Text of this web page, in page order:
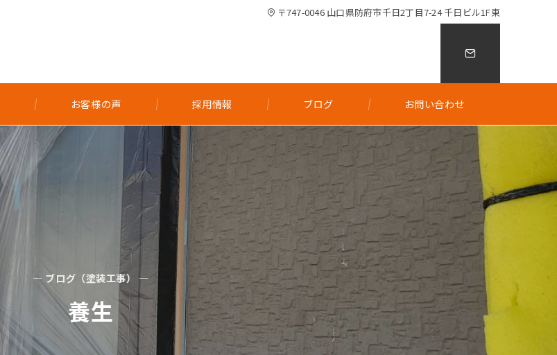
〒747-0046 山口県防府市千日2丁目7-24 千日ビル1F東
お客様の声 採用情報 ブログ お問い合わせ
— ブログ（塗装工事） —
養生